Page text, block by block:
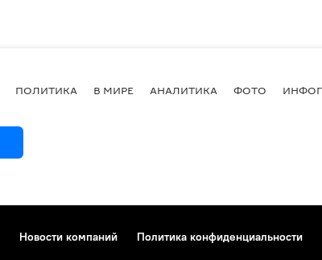
ПОЛИТИКА В МИРЕ АНАЛИТИКА ФОТО
Новости компаний Политика конфиденциальности